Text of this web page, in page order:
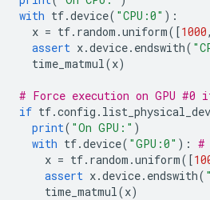
with tf.device( "CPU:0" ):
x = tf. random .uniform([1000,
assert x.device. endswith(
time_matmul(x)
# Force execution on GPU
if tf.config .
print( "On GPU:" )
with tf.device( "GPU:0" ): #
x = tf. random .uniform([
assert x.device. endswith(
time_matmul(x)